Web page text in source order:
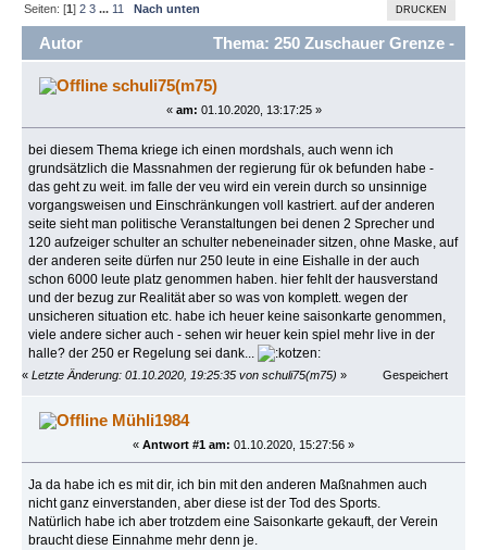
DRUCKEN
Seiten: [1]2 3 ... 11 Nach unten
Autor
Thema: 250 Zuschauer Grenze -
ist das die Zukunft - ist es das Ende? (Gelesen 166549
schuli75(m75)
« am: 01.10.2020, 13:17:25 »
bei diesem Thema kriege ich einen mordshals, auch wenn ich
grundsätzlich die Massnahmen der regierung für ok befunden habe -
das geht zu weit. im falle der veu wird ein verein durch so unsinnige
vorgangsweisen und Einschränkungen voll kastriert. auf der anderen
seite sieht man politische Veranstaltungen bei denen 2 Sprecher und
120 aufzeiger schulter an schulter nebeneinader sitzen, ohne Maske, auf
der anderen seite dürfen nur 250 leute in eine Eishalle in der auch
schon 6000 leute platz genommen haben. hier fehlt der hausverstand
und der bezug zur Realität aber so was von komplett. wegen der
unsicheren situation etc. habe ich heuer keine saisonkarte genommen,
viele andere sicher auch - sehen wir heuer kein spiel mehr live in der
halle? der 250 er Regelung sei dank...
« Letzte Änderung: 01.10.2020, 19:25:35 von schuli75(m75) » Gespeichert
Mühli1984
« Antwort #1 am: 01.10.2020, 15:27:56 »
Ja da habe ich es mit dir, ich bin mit den anderen Maßnahmen auch
nicht ganz einverstanden, aber diese ist der Tod des Sports.
Natürlich habe ich aber trotzdem eine Saisonkarte gekauft, der Verein
braucht diese Einnahme mehr denn je.